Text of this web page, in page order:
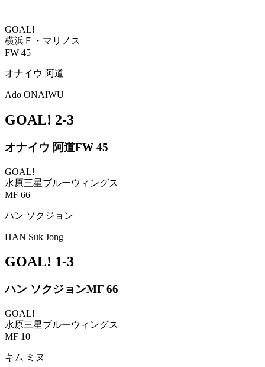
GOAL!
横浜Ｆ・マリノス
FW 45
オナイウ 阿道
Ado ONAIWU
GOAL! 2-3
オナイウ 阿道FW 45
GOAL!
水原三星ブルーウィングス
MF 66
ハン ソクジョン
HAN Suk Jong
GOAL! 1-3
ハン ソクジョンMF 66
GOAL!
水原三星ブルーウィングス
MF 10
キム ミヌ